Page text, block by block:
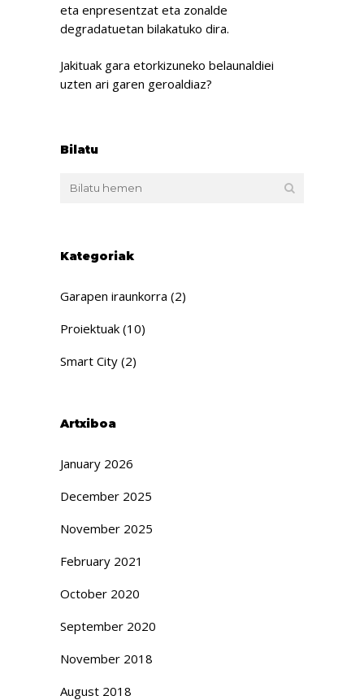
eta enpresentzat eta zonalde
degradatuetan bilakatuko dira.
Jakituak gara etorkizuneko belaunaldiei
uzten ari garen geroaldiaz?
Bilatu
Kategoriak
Garapen iraunkorra (2)
Proiektuak (10)
Smart City (2)
Artxiboa
January 2026
December 2025
November 2025
February 2021
October 2020
September 2020
November 2018
August 2018